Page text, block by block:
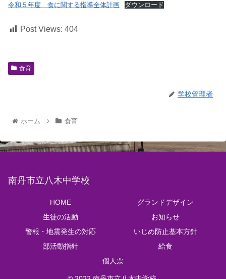
令和５年度 食に関する指導全体計画 ダウンロード
Post Views: 404
食育
学校管理者
ホーム 食育
南丹市立八木中学校
HOME
グランドデザイン
生徒の活動
お知らせ
警報・地震発生の対応
いじめ防止基本方針
部活動指針
給食
個人票